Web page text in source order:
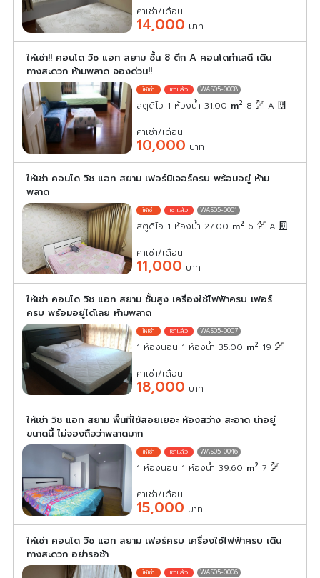
ค่าเช่า/เดือน
14,000 บาท
ให้เช่า!! คอนโด วิช แอท สยาม ชั้น 8 ตึก A คอนโดทำเลดี เดิน
ทางสะดวก ห้ามพลาด จองด่วน!!
WAS05-0008
สตูดิโอ 1 ห้องน้ำ 31.00 m2 8 A
ค่าเช่า/เดือน
10,000 บาท
ให้เช่า คอนโด วิช แอท สยาม เฟอร์นิเจอร์ครบ พร้อมอยู่ ห้าม
พลาด
WAS05-0001
สตูดิโอ 1 ห้องน้ำ 27.00 m2 6 A
ค่าเช่า/เดือน
11,000 บาท
ให้เช่า คอนโด วิช แอท สยาม ชั้นสูง เครื่องใช้ไฟฟ้าครบ เฟอร์
ครบ พร้อมอยู่ได้เลย ห้ามพลาด
WAS05-0007
1 ห้องนอน 1 ห้องน้ำ 35.00 m2 19
ค่าเช่า/เดือน
18,000 บาท
ให้เช่า วิช แอท สยาม พื้นที่ใช้สอยเยอะ ห้องสว่าง สะอาด น่าอยู่
ขนาดนี้ ไม่จองถือว่าพลาดมาก
WAS05-0046
1 ห้องนอน 1 ห้องน้ำ 39.60 m2 7
ค่าเช่า/เดือน
15,000 บาท
ให้เช่า คอนโด วิช แอท สยาม เฟอร์ครบ เครื่องใช้ไฟฟ้าครบ เดิน
ทางสะดวก อย่ารอช้า
WAS05-0006